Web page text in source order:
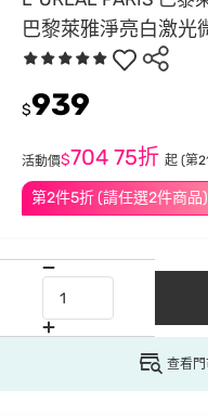
巴黎萊雅淨亮白激光
第2件5折 (請任選2件商品)
$939
活動價$704 75折 起 (第
查看